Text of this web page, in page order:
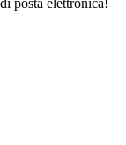
posta elettronica!